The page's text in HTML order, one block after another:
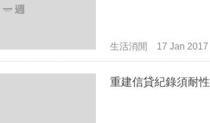
生活消閒 17 Jan 2017
重建信貸紀錄須耐性